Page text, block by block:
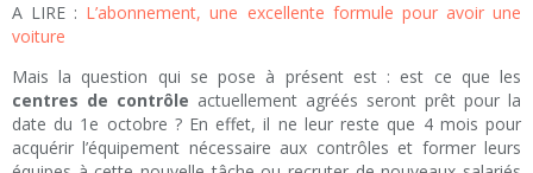
A LIRE : L’abonnement, une excellente formule pour avoir une
voiture
Mais la question qui se pose à présent est : est ce que les
centres de contrôle actuellement agréés seront prêt pour la
date du 1e octobre ? En effet, il ne leur reste que 4 mois pour
acquérir l’équipement nécessaire aux contrôles et former leurs